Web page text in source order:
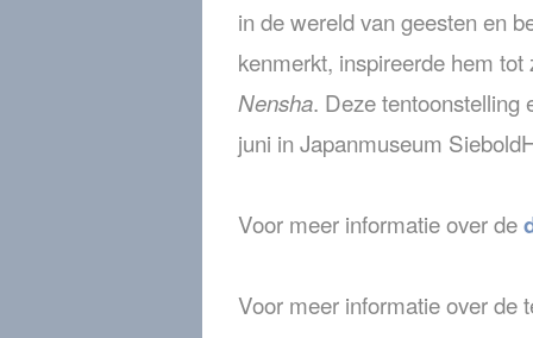
in de wereld van geesten en
kenmerkt, inspireerde hem
Nensha. Deze tentoonstelling
juni in Japanmuseum
Voor meer informatie over de
Voor meer informatie over de